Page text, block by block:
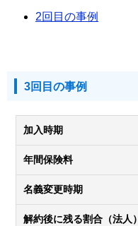
2回目の事例
3回目の事例
加入時期
年間保険料
名義変更時期
解約後に残る割合（法人）